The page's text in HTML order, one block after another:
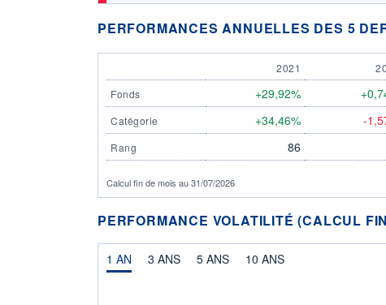
PERFORMANCES ANNUELLES DES 5
2021
Fonds
+29,92%
Catégorie +34,46% -
Rang 86
Calcul fin de mois au 31/07/2026
PERFORMANCE VOLATILITÉ (CALCUL
1 AN 3 ANS 5 ANS 10 ANS